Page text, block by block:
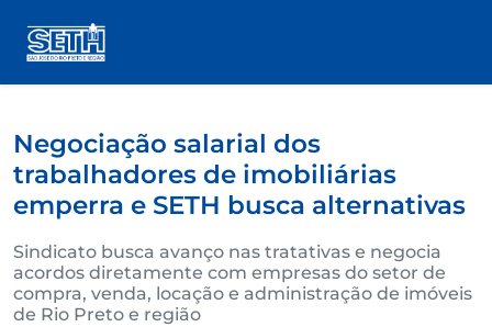
Negociação salarial dos
trabalhadores de imobiliárias
emperra e SETH busca alternativas
Sindicato busca avanço nas tratativas e negocia
acordos diretamente com empresas do setor de
compra, venda, locação e administração de imóveis
de Rio Preto e região